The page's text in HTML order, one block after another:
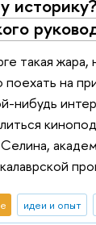
такая жара,
поехать на
нибудь
идеи и опыт